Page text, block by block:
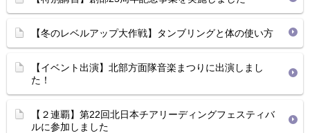
【冬のレベルアップ大作戦】タンブリングと体の使い方
【イベント出演】北部方面隊音楽まつりに出演しまし
た！
【２連覇】第22回北日本チアリーディングフェスティバ
ルに参加しました